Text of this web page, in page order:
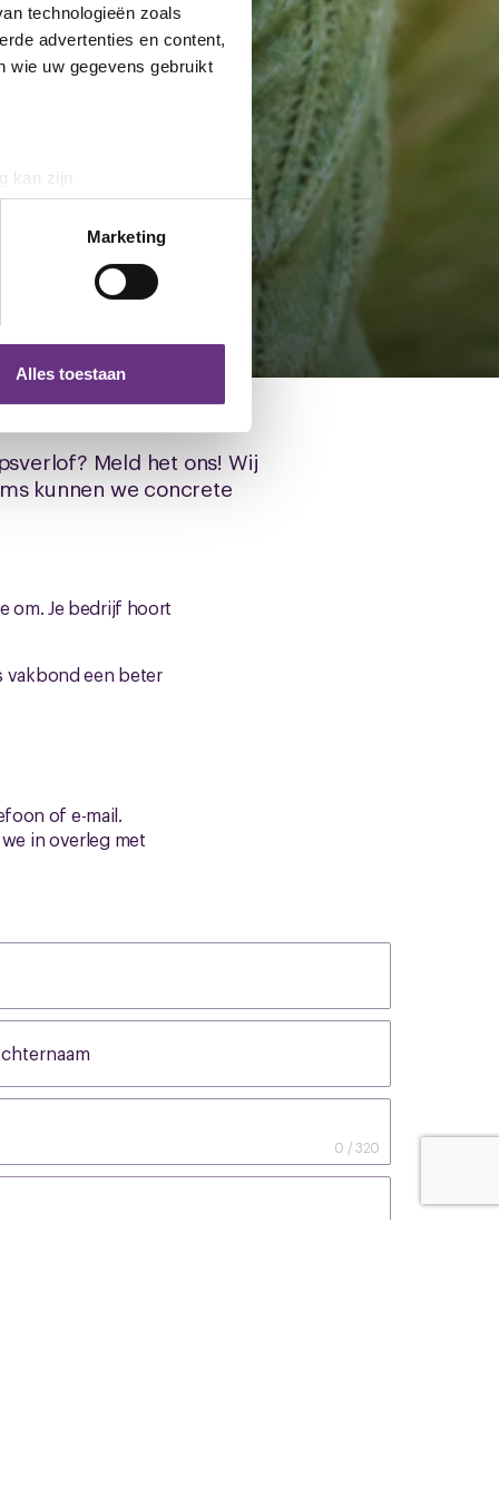
technologieën zoals
advertenties en content,
wie uw gegevens gebruikt
kan zijn
detailgedeeltein. U kunt uw
partners voor social
die u aan ze heeft
Marketing
Alles toestaan
Meld het ons! Wij
kunnen we concrete
om. Je bedrijf hoort
vakbond een beter
of e-mail.
in overleg met
0 / 320